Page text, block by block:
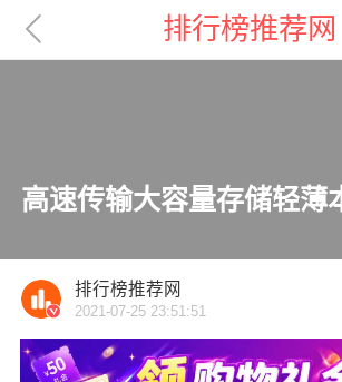
 排行榜推荐网
高速传输大容量存储轻薄

排行榜推荐网
2021-07-25 23:51:51